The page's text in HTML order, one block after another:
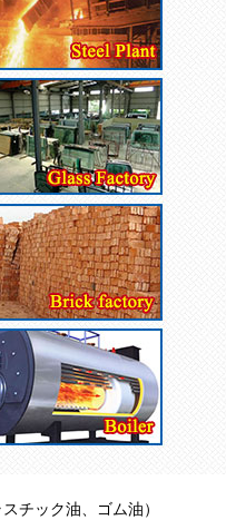
チック油、ゴム油）